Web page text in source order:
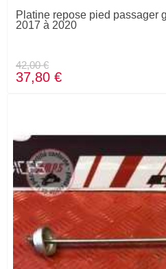
Platine repose pied passager
2017 à 2020
42,00 €
37,80 €